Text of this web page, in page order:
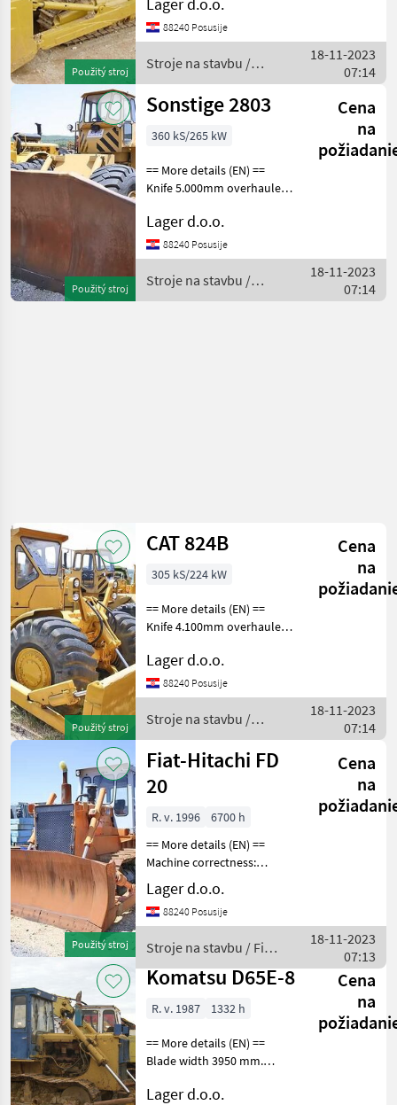
Použitý stroj
88240 Posusije
Stroje na stavbu /
CAT
18-11-2023
07:14
Použitý stroj
Sonstige 2803
Cena
na
360 kS/265 kW
== More details (EN) ==
Knife 5.000mm overhauled
buldozér
Lager d.o.o.
88240 Posusije
Stroje na stavbu /
Sonstige
18-11-2023
07:14
Použitý stroj
CAT 824B
Cena
na
305 kS/224 kW
== More details (EN) ==
Knife 4.100mm overhauled
buldozér
Lager d.o.o.
88240 Posusije
Stroje na stavbu /
CAT
18-11-2023
07:14
Použitý stroj
Fiat-Hitachi FD
20
Cena
na
R. v. 1996
6700 h
== More details (EN) ==
Machine correctness:
Correct blade 3.600mm
installations and pieces for
a ripper new paint engine in
Str
Lager d.o.o.
88240 Posusije
Stroje na stavbu / Fiat-
Hitachi
18-11-2023
07:13
Komatsu D65E-8
Cena
na
R. v. 1987 1332 h
== More details (EN) ==
Blade width 3950 mm.
Stroje na stavbu buldozér
Lager d.o.o.